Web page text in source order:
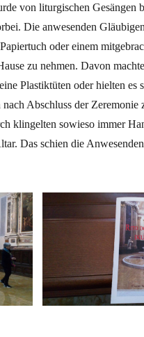
von liturgischen Gesängen
Die anwesenden
oder einem
zu nehmen. Davon
Plastiktüten oder hielten es
Abschluss der Zeremonie
klingelten sowieso immer
Das schien die